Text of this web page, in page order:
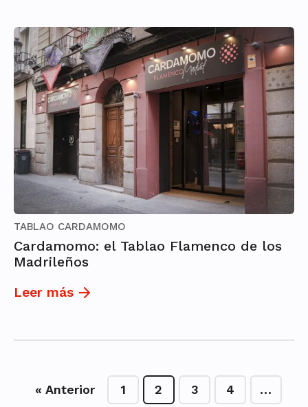
TABLAO CARDAMOMO
Cardamomo: el Tablao Flamenco de los
Madrileños
Leer más
« Anterior 1 2 3 4 …